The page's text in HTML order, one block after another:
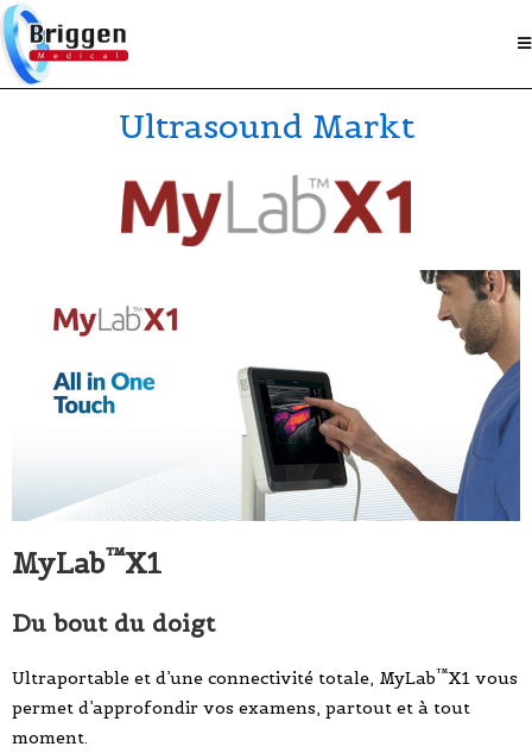
Ultrasound Markt
MyLab™X1
Du bout du doigt
Ultraportable et d’une connectivité totale, MyLab™X1 vous
permet d’approfondir vos examens, partout et à tout
moment.